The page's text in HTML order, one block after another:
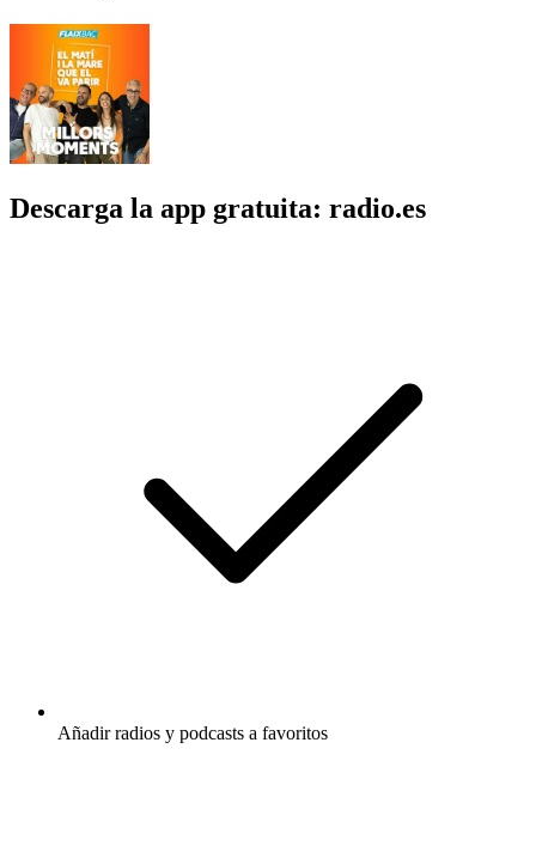
Descarga la app gratuita: radio.es
Añadir radios y podcasts a favoritos